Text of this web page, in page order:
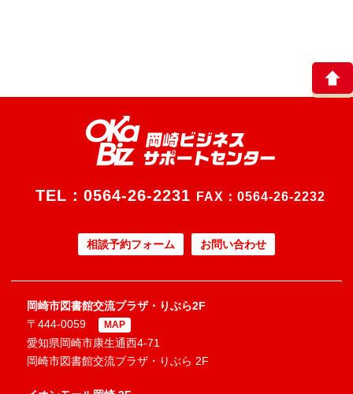
TEL： 0564-26-2231 FAX：0564-26-2232
相談予約フォーム お問い合わせ
岡崎市図書館交流プラザ・りぶら2F
〒444-0059
MAP
愛知県岡崎市康生通西4-71
岡崎市図書館交流プラザ・りぶら 2F